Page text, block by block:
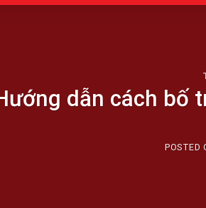
dẫn cách bố
POSTED